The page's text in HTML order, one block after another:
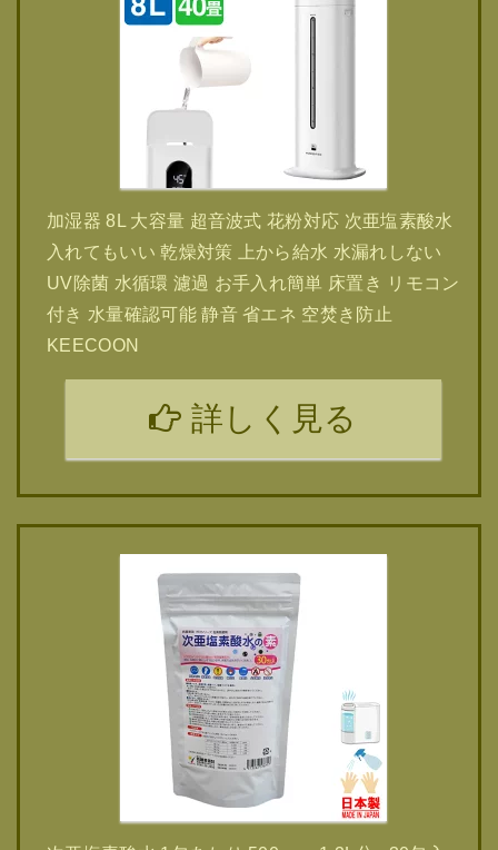
加湿器 8L 大容量 超音波式 花粉対応 次亜塩素酸水
入れてもいい 乾燥対策 上から給水 水漏れしない
UV除菌 水循環 濾過 お手入れ簡単 床置き リモコン
付き 水量確認可能 静音 省エネ 空焚き防止
KEECOON
詳しく見る